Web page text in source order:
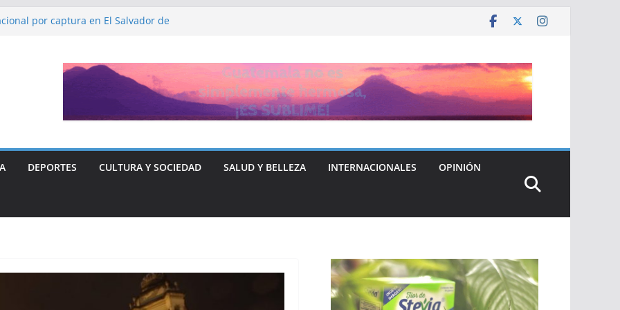
por captura en El Salvador de
y Libre “no quieren entregar el poder” y
ante Donald Trump
de fiscalía que busca investigar a
para el periodista José Rubén Zamora
DEPORTES CULTURA Y SOCIEDAD SALUD Y BELLEZA INTERNACIONALES OPINIÓN